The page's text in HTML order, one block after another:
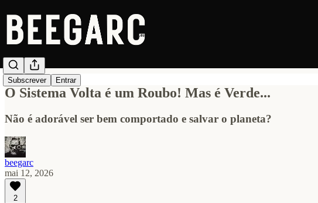
Subscrever Entrar
O Sistema Volta é um Roubo! Mas é Verde...
Não é adorável ser bem comportado e salvar o planeta?
beegarc
mai 12, 2026
2